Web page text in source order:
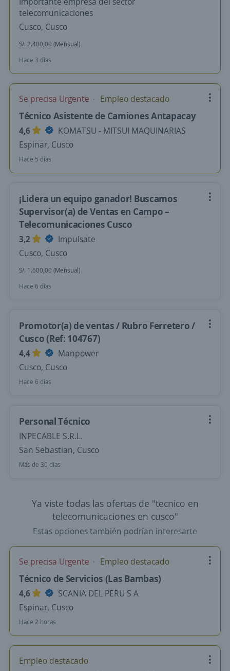
telecomunicaciones
Cusco, Cusco
S/. 2.400,00 (Mensual)
Hace 3 días
Se precisa Urgente Empleo destacado
Técnico Asistente de Camiones Antapacay
4,6
KOMATSU - MITSUI MAQUINARIAS
Espinar, Cusco
Hace 5 días
¡Lidera un equipo ganador! Buscamos
Supervisor(a) de Ventas en Campo –
Telecomunicaciones Cusco
3,2
Impulsate
Cusco, Cusco
S/. 1.600,00 (Mensual)
Hace 6 días
Promotor(a) de ventas / Rubro Ferretero /
Cusco (Ref: 104767)
4,4
Manpower
Cusco, Cusco
Hace 6 días
Personal Técnico
INPECABLE S.R.L.
San Sebastian, Cusco
Más de 30 días
Ya viste todas las ofertas de "tecnico en
telecomunicaciones en cusco"
Estas opciones también podrían interesarte
Se precisa Urgente Empleo destacado
Técnico de Servicios (Las Bambas)
4,6
SCANIA DEL PERU S A
Espinar, Cusco
Hace 2 horas
Empleo destacado